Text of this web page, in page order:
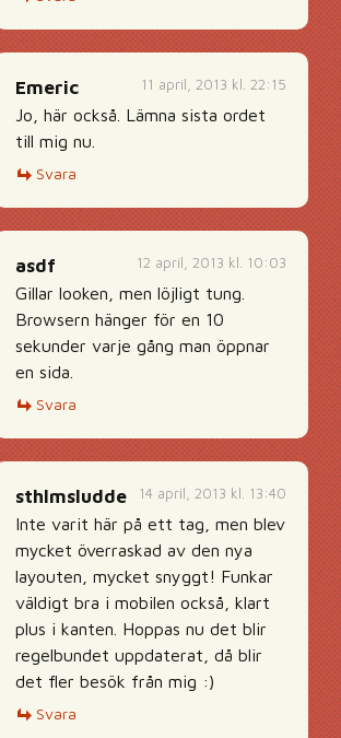
11 april, 2013 kl. 22:15
Emeric
Jo, här också. Lämna sista ordet
till mig nu.
Svara
12 april, 2013 kl. 10:03
asdf
Gillar looken, men löjligt tung.
Browsern hänger för en 10
sekunder varje gång man öppnar
en sida.
Svara
14 april, 2013 kl. 13:40
sthlmsludde
Inte varit här på ett tag, men blev
mycket överraskad av den nya
layouten, mycket snyggt! Funkar
väldigt bra i mobilen också, klart
plus i kanten. Hoppas nu det blir
regelbundet uppdaterat, då blir
det fler besök från mig :)
Svara